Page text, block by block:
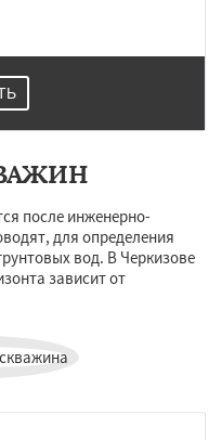
после инженерно-
для определения
вод. В Черкизове
зависит от